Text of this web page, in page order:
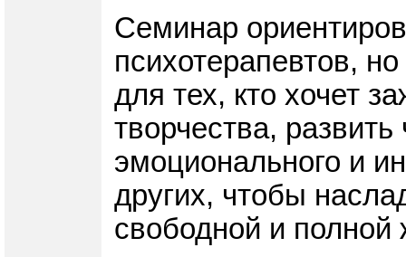
Семинар
психотерапевтов,
для тех, кто хочет
творчества,
эмоционального и
других, чтобы
свободной и полной